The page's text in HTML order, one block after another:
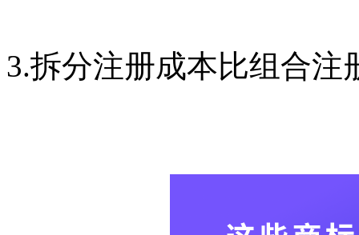
3.拆分注册成本比组合注